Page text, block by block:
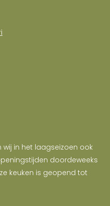
wij in het laagseizoen ook
doordeweeks
keuken is geopend tot